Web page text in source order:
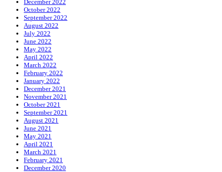
December 2022
October 2022
September 2022
August 2022
July 2022
June 2022
May 2022
April 2022
March 2022
February 2022
January 2022
December 2021
November 2021
October 2021
September 2021
August 2021
June 2021
May 2021
April 2021
March 2021
February 2021
December 2020